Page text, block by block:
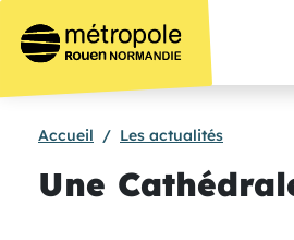
Accueil Les actualités
Une